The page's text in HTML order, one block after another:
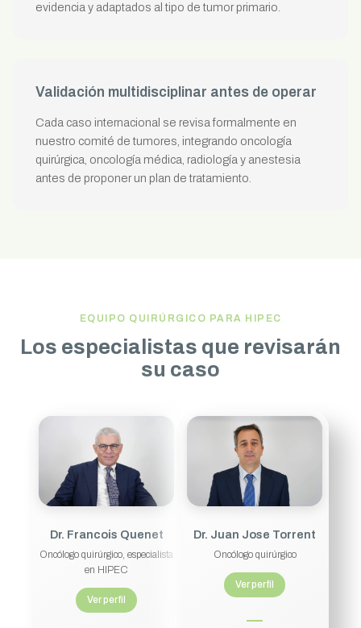
evidencia y adaptados al tipo de tumor primario.
Validación multidisciplinar antes de operar
Cada caso internacional se revisa formalmente en
nuestro comité de tumores, integrando oncología
quirúrgica, oncología médica, radiología y anestesia
antes de proponer un plan de tratamiento.
EQUIPO QUIRÚRGICO PARA HIPEC
Los especialistas que revisarán
su caso
Dr. Francois Quenet
Oncólogo quirúrgico, especialista
en HIPEC
Ver perfil
Dr. Juan Jose Torrent
Oncólogo quirúrgico
Ver perfil